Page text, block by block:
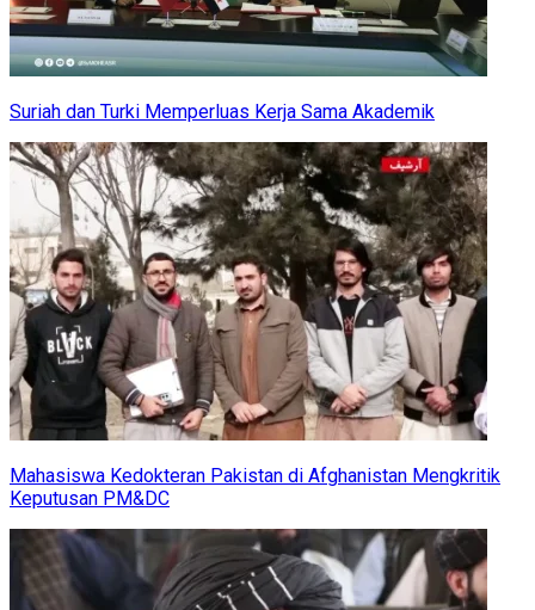
Suriah dan Turki Memperluas Kerja Sama Akademik
Mahasiswa Kedokteran Pakistan di Afghanistan Mengkritik
Keputusan PM&DC